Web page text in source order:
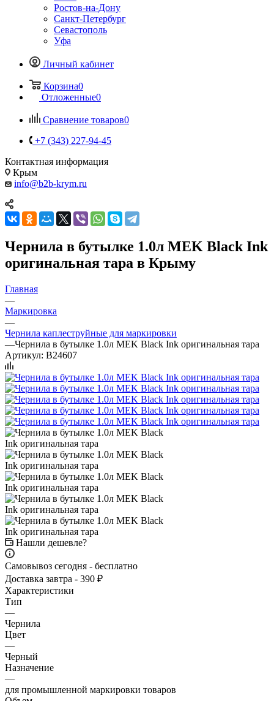
Ростов-на-Дону
Санкт-Петербург
Севастополь
Уфа
Личный кабинет
Корзина0
Отложенные0
Сравнение товаров0
+7 (343) 227-94-45
Контактная информация
Крым
info@b2b-krym.ru
Чернила в бутылке 1.0л MEK Black Ink
оригинальная тара в Крыму
Главная
—
Маркировка
—
Чернила каплеструйные для маркировки
—Чернила в бутылке 1.0л MEK Black Ink оригинальная тара
Артикул: B24607
Нашли дешевле?
Самовывоз сегодня - бесплатно
Доставка завтра - 390 ₽
Характеристики
Тип
—
Чернила
Цвет
—
Черный
Назначение
—
для промышленной маркировки товаров